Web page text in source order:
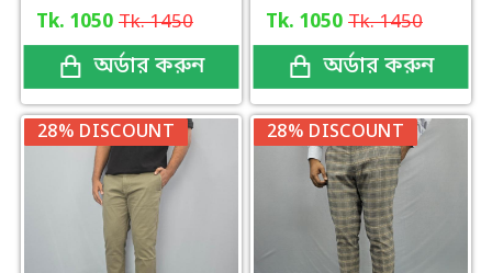
Tk. 1050 Tk. 1450
অর্ডার করুন
Tk. 1050 Tk. 1450
অর্ডার করুন
28% DISCOUNT 28% DISCOUNT